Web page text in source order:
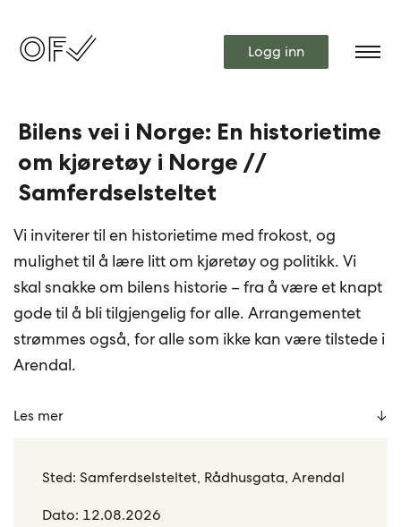
Logg inn
Bilens vei i Norge: En historietime
om kjøretøy i Norge //
Samferdselsteltet
Vi inviterer til en historietime med frokost, og
mulighet til å lære litt om kjøretøy og politikk. Vi
skal snakke om bilens historie – fra å være et knapt
gode til å bli tilgjengelig for alle. Arrangementet
strømmes også, for alle som ikke kan være tilstede i
Arendal.
Les mer
Sted: Samferdselsteltet, Rådhusgata, Arendal
Dato: 12.08.2026